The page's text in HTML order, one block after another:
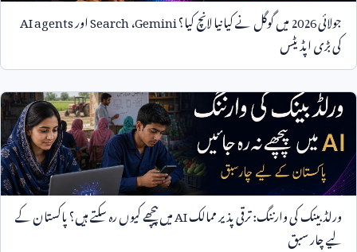
جولائی2026میں گوگل نے کیا نیا لانچ کیا؟Gemini،SearchاورAI agents
کی بڑی اپڈیٹس
ورلڈ بینک کی وارننگ: ترقی پذیر ممالکAIمیں پیچھے کیوں رہ سکتے ہیں؟ پاکستان کے
لیے چار سبق